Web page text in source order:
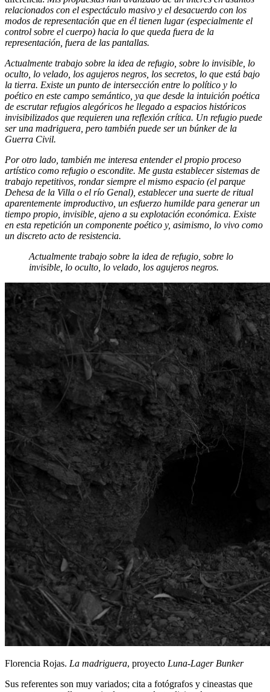
relacionados con el espectáculo masivo y el desacuerdo con los
modos de representación que en él tienen lugar (especialmente el
control sobre el cuerpo) hacia lo que queda fuera de la
representación, fuera de las pantallas.
Actualmente trabajo sobre la idea de refugio, sobre lo invisible, lo
oculto, lo velado, los agujeros negros, los secretos, lo que está bajo
la tierra. Existe un punto de intersección entre lo político y lo
poético en este campo semántico, ya que desde la intuición poética
de escrutar refugios alegóricos he llegado a espacios históricos
invisibilizados que requieren una reflexión crítica. Un refugio puede
ser una madriguera, pero también puede ser un búnker de la
Guerra Civil.
Por otro lado, también me interesa entender el propio proceso
artístico como refugio o escondite. Me gusta establecer sistemas de
trabajo repetitivos, rondar siempre el mismo espacio (el parque
Dehesa de la Villa o el río Genal), establecer una suerte de ritual
aparentemente improductivo, un esfuerzo humilde para generar un
tiempo propio, invisible, ajeno a su explotación económica. Existe
en esta repetición un componente poético y, asimismo, lo vivo como
un discreto acto de resistencia.
Actualmente trabajo sobre la idea de refugio, sobre lo
invisible, lo oculto, lo velado, los agujeros negros.
Florencia Rojas. La madriguera, proyecto Luna-Lager Bunker
Sus referentes son muy variados; cita a fotógrafos y cineastas que